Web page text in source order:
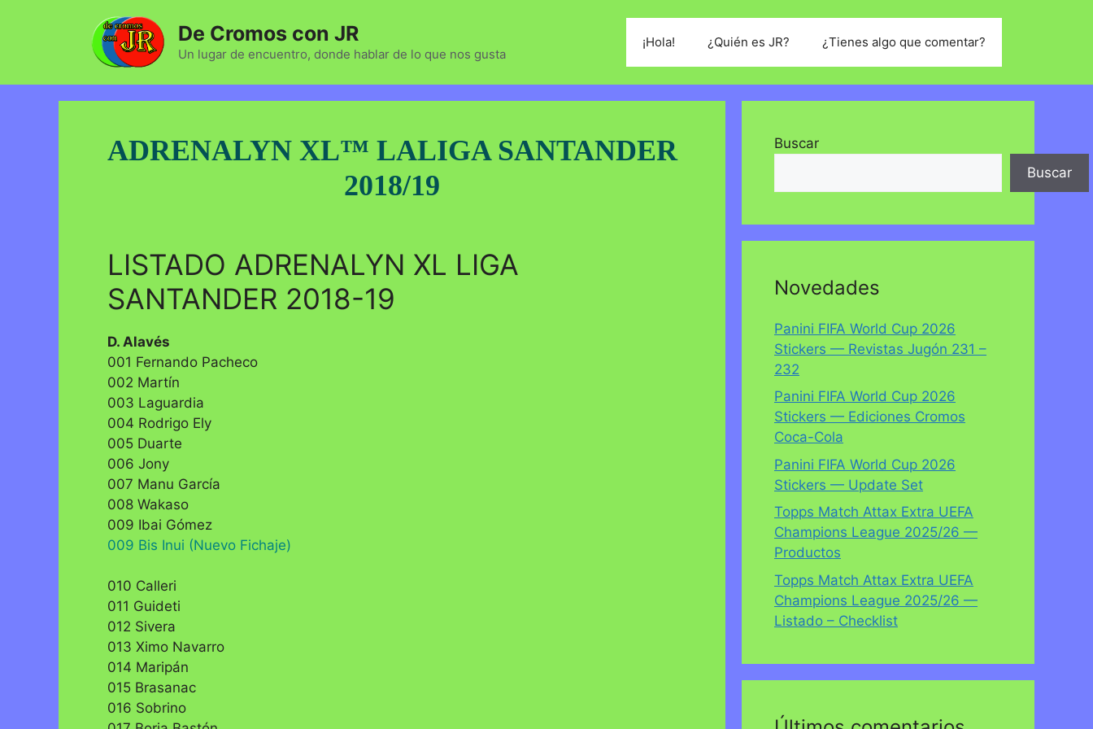
De Cromos con JR
Un lugar de encuentro, donde hablar de lo que nos gusta
¡Hola! ¿Quién es JR? ¿Tienes algo que comentar?
ADRENALYN XL™ LALIGA SANTANDER
2018/19
LISTADO ADRENALYN XL LIGA
SANTANDER 2018-19
D. Alavés
001 Fernando Pacheco
002 Martín
003 Laguardia
004 Rodrigo Ely
005 Duarte
006 Jony
007 Manu García
008 Wakaso
009 Ibai Gómez
009 Bis Inui (Nuevo Fichaje)
010 Calleri
011 Guideti
012 Sivera
013 Ximo Navarro
014 Maripán
015 Brasanac
016 Sobrino
Buscar
Buscar
Novedades
Panini FIFA World Cup 2026
Stickers — Revistas Jugón 231 –
232
Panini FIFA World Cup 2026
Stickers — Ediciones Cromos
Coca-Cola
Panini FIFA World Cup 2026
Stickers — Update Set
Topps Match Attax Extra UEFA
Champions League 2025/26 —
Productos
Topps Match Attax Extra UEFA
Champions League 2025/26 —
Listado – Checklist